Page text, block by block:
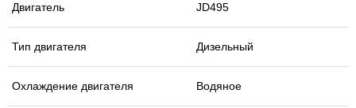
Двигатель JD495
Тип двигателя Дизельный
Охлаждение двигателя Водяное